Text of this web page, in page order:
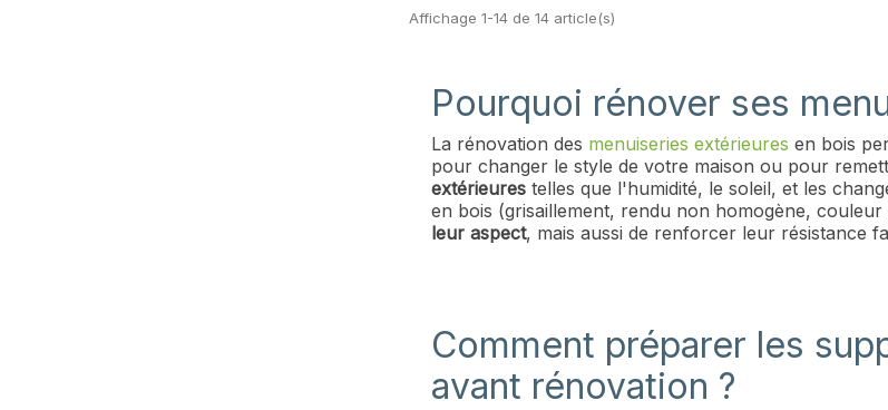
Affichage 1-14 de 14 article(s)
Pourquoi rénover ses
La rénovation des menuiseries extérieures en bois
pour changer le style de votre maison ou pour
extérieurestelles que l'humidité, le soleil, et les
en bois (grisaillement, rendu non homogène,
leur aspect, mais aussi de renforcer leur résistance
Comment préparer les
avant rénovation ?